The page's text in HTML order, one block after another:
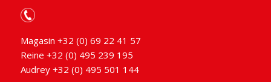
Magasin +32 (0) 69 22 41 57
Reine +32 (0) 495 239 195
Audrey +32 (0) 495 501 144